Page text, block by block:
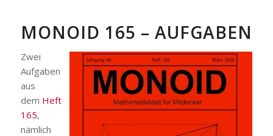
MONOID 165 – AUFGABEN
Zwei
Aufgaben
aus
dem Heft
165,
nämlich